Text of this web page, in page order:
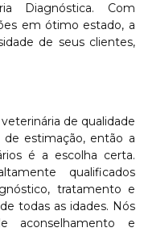
Diagnóstica. Com
em ótimo estado, a
de seus clientes,
de qualidade
estimação, então a
é a escolha certa.
qualificados
tratamento e
todas as idades. Nós
aconselhamento e